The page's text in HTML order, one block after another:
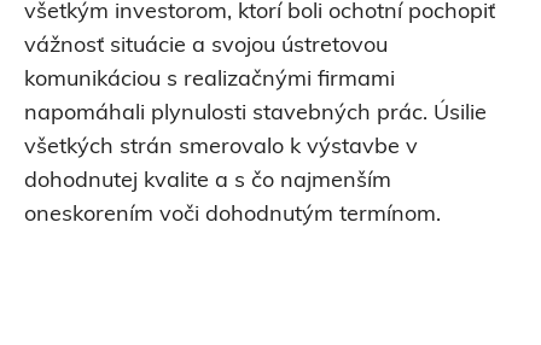
všetkým investorom, ktorí boli ochotní pochopiť
vážnosť situácie a svojou ústretovou
komunikáciou s realizačnými firmami
napomáhali plynulosti stavebných prác. Úsilie
všetkých strán smerovalo k výstavbe v
dohodnutej kvalite a s čo najmenším
oneskorením voči dohodnutým termínom.